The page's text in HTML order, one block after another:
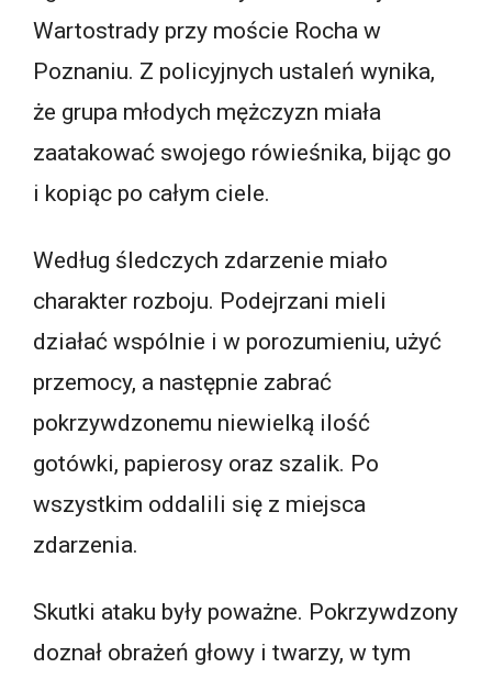
Wartostrady przy moście Rocha w
Poznaniu. Z policyjnych ustaleń wynika,
że grupa młodych mężczyzn miała
zaatakować swojego rówieśnika, bijąc go
i kopiąc po całym ciele.
Według śledczych zdarzenie miało
charakter rozboju. Podejrzani mieli
działać wspólnie i w porozumieniu, użyć
przemocy, a następnie zabrać
pokrzywdzonemu niewielką ilość
gotówki, papierosy oraz szalik. Po
wszystkim oddalili się z miejsca
zdarzenia.
Skutki ataku były poważne. Pokrzywdzony
doznał obrażeń głowy i twarzy, w tym